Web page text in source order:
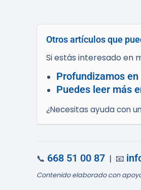
Otros artículos que
Si estás interesado en
Profundizamos
Puedes leer más
¿Necesitas ayuda con
📞 668 51 00 87 | 📧
Contenido elaborado con